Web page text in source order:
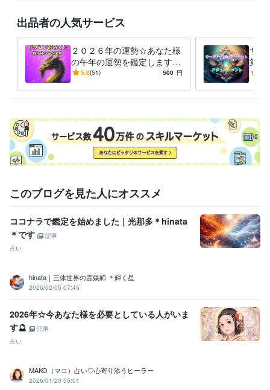
【お電話はご予約となります。
DMなどで日時ご相談下さいます様お願い致します。】
【家事都合により時間などのご協力を頂きます。】
♡ご依頼下さいました順に対応致します。
私の準備が整いましたら、鑑定・ヒーリング・アチュンーメントに入り
ます。
何卒よろしくお願い致します。
おかげさまで本年３月で5周年目をむかえました★彡
皆様に感謝です(ㅅ´꒳` )
経験職種
営業 / 営業事務・アシスタント 経験年数 : 7年
受賞歴
双子ちゃんを出産したで賞 東日本大震災で被災に合ったで賞 ココナ
ラ　シルバーランク ココナラ　ブロンズランク ココナラ  シルバー
ランク帰って来ました(^-^)
ココナラ  ブロンズランクになりました
ココナラシルバーランク帰って来ました
メンタル心理カウンセラー 取得年 : 2020年
上級心理カウンセラー
タロットリーディングマスター 取得年 : 2022年
その他ツール
お悩み・人生相談:29年
エネルギーワーク【２０２３．５月開始】:2年
出品者の人気サービス
２０２６年の運勢☆あなた様
の午年の運勢を鑑定します
ＤＲＡＧＯＮおみくじ感覚☆
運勢☆】
5.0(51) 500 円
サー
第三
能力
このブログを見た人にオススメ
ココナラで鑑定を始めました｜光那多＊hinata
＊です
記事
占い
hinata｜三体世界の霊媒師 ＊輝く星
2026/02/05 07:45
2026年☆今あなた様を必要としている人がいま
す🔮
記事
占い
MAKO（マコ）占い♡心寄り添うヒーラー
2026/01/20 05:01